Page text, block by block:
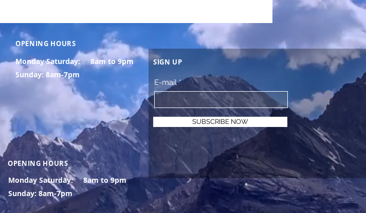
OPENING HOURS
Monday Saturday:
8am to 9pm
Sunday: 8am-7pm
OPENING HOURS
Monday Saturday:
8am to 9pm
Sunday: 8am-7pm
SIGN UP
E-mail
SUBSCRIBE NOW